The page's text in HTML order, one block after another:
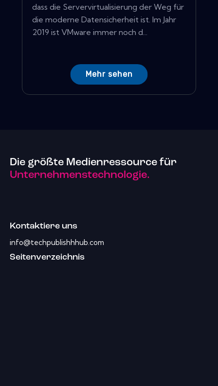
dass die Servervirtualisierung der Weg für
die moderne Datensicherheit ist. Im Jahr
2019 ist VMware immer noch d...
Mehr sehen
Die größte Medienressource für
Unternehmenstechnologie.
Kontaktiere uns
info@techpublishhhub.com
Seitenverzeichnis